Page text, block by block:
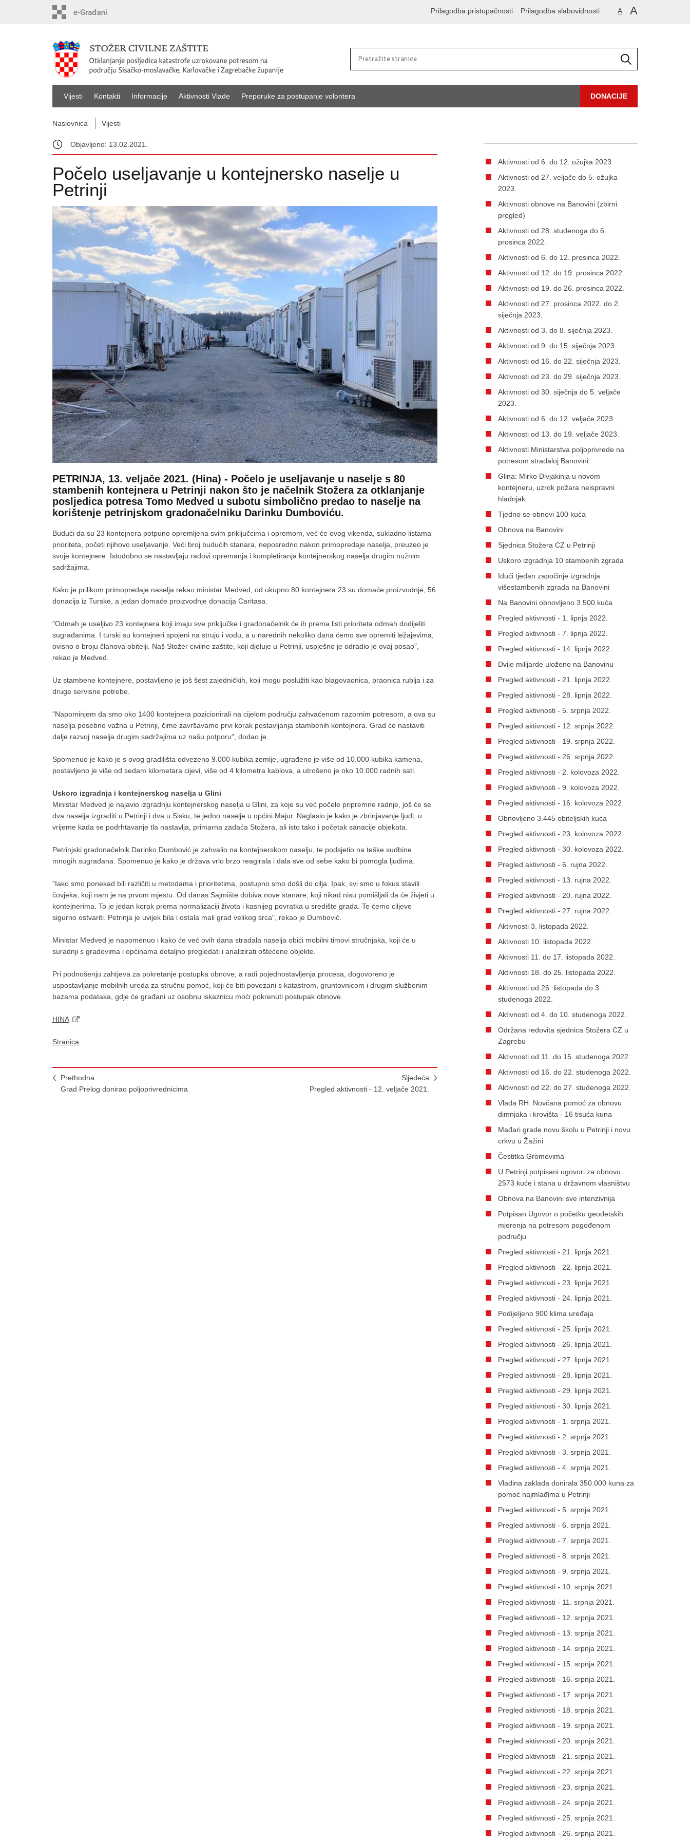
A A
Prilagodba pristupačnosti Prilagodba slabovidnosti
Vijesti Kontakti Informacije Aktivnosti Vlade Preporuke za postupanje volontera DONACIJE
Naslovnica Vijesti
Objavljeno: 13.02.2021.
Počelo useljavanje u kontejnersko naselje u
Petrinji
PETRINJA, 13. veljače 2021. (Hina) - Počelo je useljavanje u naselje s 80
stambenih kontejnera u Petrinji nakon što je načelnik Stožera za otklanjanje
posljedica potresa Tomo Medved u subotu simbolično predao to naselje na
korištenje petrinjskom gradonačelniku Darinku Dumboviću.
Budući da su 23 kontejnera potpuno opremljena svim priključcima i opremom, već će ovog vikenda, sukladno listama
prioriteta, početi njihovo useljavanje. Veći broj budućih stanara, neposredno nakon primopredaje naselja, preuzeo je
svoje kontejnere. Istodobno se nastavljaju radovi opremanja i kompletiranja kontejnerskog naselja drugim nužnim
sadržajima.
Kako je prilikom primopredaje naselja rekao ministar Medved, od ukupno 80 kontejnera 23 su domaće proizvodnje, 56
donacija iz Turske, a jedan domaće proizvodnje donacija Caritasa.
"Odmah je useljivo 23 kontejnera koji imaju sve priključke i gradonačelnik će ih prema listi prioriteta odmah dodijeliti
sugrađanima. I turski su kontejneri spojeni na struju i vodu, a u narednih nekoliko dana ćemo sve opremiti ležajevima,
ovisno o broju članova obitelji. Naš Stožer civilne zaštite, koji djeluje u Petrinji, uspješno je odradio je ovaj posao",
rekao je Medved.
Uz stambene kontejnere, postavljeno je još šest zajedničkih, koji mogu poslužiti kao blagovaonica, praonica rublja i za
druge servisne potrebe.
"Napominjem da smo oko 1400 kontejnera pozicionirali na cijelom području zahvaćenom razornim potresom, a ova su
naselja posebno važna u Petrinji, čime završavamo prvi korak postavljanja stambenih kontejnera. Grad će nastaviti
dalje razvoj naselja drugim sadržajima uz našu potporu", dodao je.
Spomenuo je kako je s ovog gradilišta odvezeno 9.000 kubika zemlje, ugrađeno je više od 10.000 kubika kamena,
postavljeno je više od sedam kilometara cijevi, više od 4 kilometra kablova, a utrošeno je oko 10.000 radnih sati.
Uskoro izgradnja i kontejnerskog naselja u Glini
Ministar Medved je najavio izgradnju kontejnerskog naselja u Glini, za koje su već počele pripremne radnje, još će se
dva naselja izgraditi u Petrinji i dva u Sisku, te jedno naselje u općini Majur. Naglasio je kako je zbrinjavanje ljudi, u
vrijeme kada se podrhtavanje tla nastavlja, primarna zadaća Stožera, ali isto tako i početak sanacije objekata.
Petrinjski gradonačelnik Darinko Dumbović je zahvalio na kontejnerskom naselju, te podsjetio na teške sudbine
mnogih sugrađana. Spomenuo je kako je država vrlo brzo reagirala i dala sve od sebe kako bi pomogla ljudima.
"Iako smo ponekad bili različiti u metodama i prioritetima, postupno smo došli do cilja. Ipak, svi smo u fokus stavili
čovjeka, koji nam je na prvom mjestu. Od danas Sajmište dobiva nove stanare, koji nikad nisu pomišljali da će živjeti u
kontejnerima. To je jedan korak prema normalizaciji života i kasnijeg povratka u središte grada. Te ćemo ciljeve
sigurno ostvariti. Petrinja je uvijek bila i ostala mali grad velikog srca", rekao je Dumbović.
Ministar Medved je napomenuo i kako će već ovih dana stradala naselja obići mobilni timovi stručnjaka, koji će u
suradnji s gradovima i općinama detaljno pregledati i analizirati oštećene objekte.
Pri podnošenju zahtjeva za pokretanje postupka obnove, a radi pojednostavljenja procesa, dogovoreno je
uspostavljanje mobilnih ureda za stručnu pomoć, koji će biti povezani s katastrom, gruntovnicom i drugim službenim
bazama podataka, gdje će građani uz osobnu iskaznicu moći pokrenuti postupak obnove.
HINA
Stranica
Prethodna
Grad Prelog donirao poljoprivrednicima
Sljedeća
Pregled aktivnosti - 12. veljače 2021.
Aktivnosti od 6. do 12. ožujka 2023.
Aktivnosti od 27. veljače do 5. ožujka
2023.
Aktivnosti obnove na Banovini (zbirni
pregled)
Aktivnosti od 28. studenoga do 6.
prosinca 2022.
Aktivnosti od 6. do 12. prosinca 2022.
Aktivnosti od 12. do 19. prosinca 2022.
Aktivnosti od 19. do 26. prosinca 2022.
Aktivnosti od 27. prosinca 2022. do 2.
siječnja 2023.
Aktivnosti od 3. do 8. siječnja 2023.
Aktivnosti od 9. do 15. siječnja 2023.
Aktivnosti od 16. do 22. siječnja 2023.
Aktivnosti od 23. do 29. siječnja 2023.
Aktivnosti od 30. siječnja do 5. veljače
2023.
Aktivnosti od 6. do 12. veljače 2023.
Aktivnosti od 13. do 19. veljače 2023.
Aktivnosti Ministarstva poljoprivrede na
potresom stradaloj Banovini
Glina: Mirko Divjakinja u novom
kontejneru, uzrok požara neispravni
hladnjak
Tjedno se obnovi 100 kuća
Obnova na Banovini
Sjednica Stožera CZ u Petrinji
Uskoro izgradnja 10 stambenih zgrada
Idući tjedan započinje izgradnja
višestambenih zgrada na Banovini
Na Banovini obnovljeno 3.500 kuća
Pregled aktivnosti - 1. lipnja 2022.
Pregled aktivnosti - 7. lipnja 2022.
Pregled aktivnosti - 14. lipnja 2022.
Dvije milijarde uloženo na Banovinu
Pregled aktivnosti - 21. lipnja 2022.
Pregled aktivnosti - 28. lipnja 2022.
Pregled aktivnosti - 5. srpnja 2022.
Pregled aktivnosti - 12. srpnja 2022.
Pregled aktivnosti - 19. srpnja 2022.
Pregled aktivnosti - 26. srpnja 2022.
Pregled aktivnosti - 2. kolovoza 2022.
Pregled aktivnosti - 9. kolovoza 2022.
Pregled aktivnosti - 16. kolovoza 2022.
Obnovljeno 3.445 obiteljskih kuća
Pregled aktivnosti - 23. kolovoza 2022.
Pregled aktivnosti - 30. kolovoza 2022.
Pregled aktivnosti - 6. rujna 2022.
Pregled aktivnosti - 13. rujna 2022.
Pregled aktivnosti - 20. rujna 2022.
Pregled aktivnosti - 27. rujna 2022.
Aktivnosti 3. listopada 2022.
Aktivnosti 10. listopada 2022.
Aktivnosti 11. do 17. listopada 2022.
Aktivnosti 18. do 25. listopada 2022.
Aktivnosti od 26. listopada do 3.
studenoga 2022.
Aktivnosti od 4. do 10. studenoga 2022.
Održana redovita sjednica Stožera CZ u
Zagrebu
Aktivnosti od 11. do 15. studenoga 2022.
Aktivnosti od 16. do 22. studenoga 2022.
Aktivnosti od 22. do 27. studenoga 2022.
Vlada RH: Novčana pomoć za obnovu
dimnjaka i krovišta - 16 tisuća kuna
Mađari grade novu školu u Petrinji i novu
crkvu u Žažini
Čestitka Gromovima
U Petrinji potpisani ugovori za obnovu
2573 kuće i stana u državnom vlasništvu
Obnova na Banovini sve intenzivnija
Potpisan Ugovor o početku geodetskih
mjerenja na potresom pogođenom
području
Pregled aktivnosti - 21. lipnja 2021.
Pregled aktivnosti - 22. lipnja 2021.
Pregled aktivnosti - 23. lipnja 2021.
Pregled aktivnosti - 24. lipnja 2021.
Podijeljeno 900 klima uređaja
Pregled aktivnosti - 25. lipnja 2021.
Pregled aktivnosti - 26. lipnja 2021.
Pregled aktivnosti - 27. lipnja 2021.
Pregled aktivnosti - 28. lipnja 2021.
Pregled aktivnosti - 29. lipnja 2021.
Pregled aktivnosti - 30. lipnja 2021.
Pregled aktivnosti - 1. srpnja 2021.
Pregled aktivnosti - 2. srpnja 2021.
Pregled aktivnosti - 3. srpnja 2021.
Pregled aktivnosti - 4. srpnja 2021.
Vladina zaklada donirala 350.000 kuna za
pomoć najmlađima u Petrinji
Pregled aktivnosti - 5. srpnja 2021.
Pregled aktivnosti - 6. srpnja 2021.
Pregled aktivnosti - 7. srpnja 2021.
Pregled aktivnosti - 8. srpnja 2021.
Pregled aktivnosti - 9. srpnja 2021.
Pregled aktivnosti - 10. srpnja 2021.
Pregled aktivnosti - 11. srpnja 2021.
Pregled aktivnosti - 12. srpnja 2021.
Pregled aktivnosti - 13. srpnja 2021.
Pregled aktivnosti - 14. srpnja 2021.
Pregled aktivnosti - 15. srpnja 2021.
Pregled aktivnosti - 16. srpnja 2021.
Pregled aktivnosti - 17. srpnja 2021.
Pregled aktivnosti - 18. srpnja 2021.
Pregled aktivnosti - 19. srpnja 2021.
Pregled aktivnosti - 20. srpnja 2021.
Pregled aktivnosti - 21. srpnja 2021.
Pregled aktivnosti - 22. srpnja 2021.
Pregled aktivnosti - 23. srpnja 2021.
Pregled aktivnosti - 24. srpnja 2021.
Pregled aktivnosti - 25. srpnja 2021.
Pregled aktivnosti - 26. srpnja 2021.